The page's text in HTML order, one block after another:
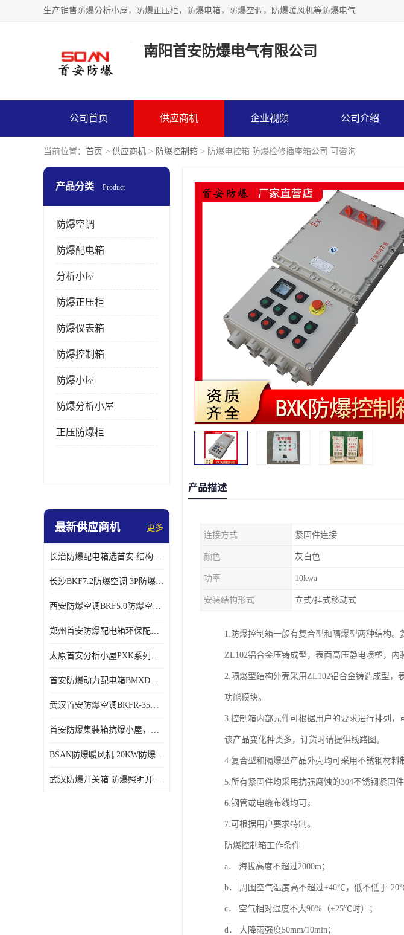
生产销售防爆分析小屋，防爆正压柜，防爆电箱，防爆空调，防爆暖风机等防爆电气
南阳首安防爆电气有限公司
公司首页 供应商机 企业视频 公司介绍
当前位置： 首页 > 供应商机 > 防爆控制箱 > 防爆电控箱 防爆检修插座箱公司 可咨询
产品分类 Product
防爆空调
防爆配电箱
分析小屋
防爆正压柜
防爆仪表箱
防爆控制箱
防爆小屋
防爆分析小屋
正压防爆柜
最新供应商机 更多
长治防爆配电箱选首安 结构紧凑、价格合理、资质齐全
长沙BKF7.2防爆空调 3P防爆空调与普通空调有什么区别
西安防爆空调BKF5.0防爆空调技术参数
郑州首安防爆配电箱环保配套用防爆配电箱
太原首安分析小屋PXK系列在线分析小屋厂家
首安防爆动力配电箱BMXD系列防爆配电箱技术参数
武汉首安防爆空调BKFR-35防爆空调生产厂家
首安防爆集装箱抗爆小屋，危化品暂存间厂家批发
BSAN防爆暖风机 20KW防爆工业暖风机
武汉防爆开关箱 防爆照明开关箱厂家
产品描述
连接方式 紧固件连接
颜色 灰白色
功率 10kwa
安装结构形式 立式/挂式移动式
1.防爆控制箱一般有复合型和隔爆型两种结构
ZL102铝合金压铸成型，表面高压静电喷塑，内
2.隔爆型结构外壳采用ZL102铝合金铸造成型，
功能模块。
3.控制箱内部元件可根据用户的要求进行排列
该产品变化种类多，订货时请提供线路图。
4.复合型和隔爆型产品外壳均可采用不锈钢材料
5.所有紧固件均采用抗强腐蚀的304不锈钢紧固件
6.钢管或电缆布线均可。
7.可根据用户要求特制。
防爆控制箱工作条件
a． 海拔高度不超过2000m；
b． 周围空气温度高不超过+40℃，低不低于-
c． 空气相对湿度不大90%（+25℃时）；
d． 大降雨强度50mm/10min；